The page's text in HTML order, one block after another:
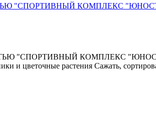
"СПОРТИВНЫЙ КОМПЛЕКС
КОМПЛЕКС "ЮНОСТЬ""
и цветочные растения Сажать,